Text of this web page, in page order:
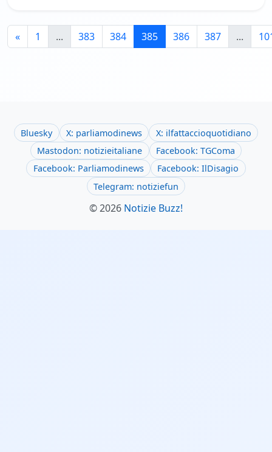
« 1 ... 383 384 385 386 387 ...
Bluesky X: parliamodinews
X: ilfattaccioquotidiano
Mastodon: notizieitaliane
Facebook: TGComa
Facebook: Parliamodinews
Facebook: IlDisagio
Telegram: notiziefun
© 2026 Notizie Buzz!